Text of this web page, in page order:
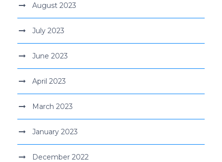
August 2023
July 2023
June 2023
April 2023
March 2023
January 2023
December 2022